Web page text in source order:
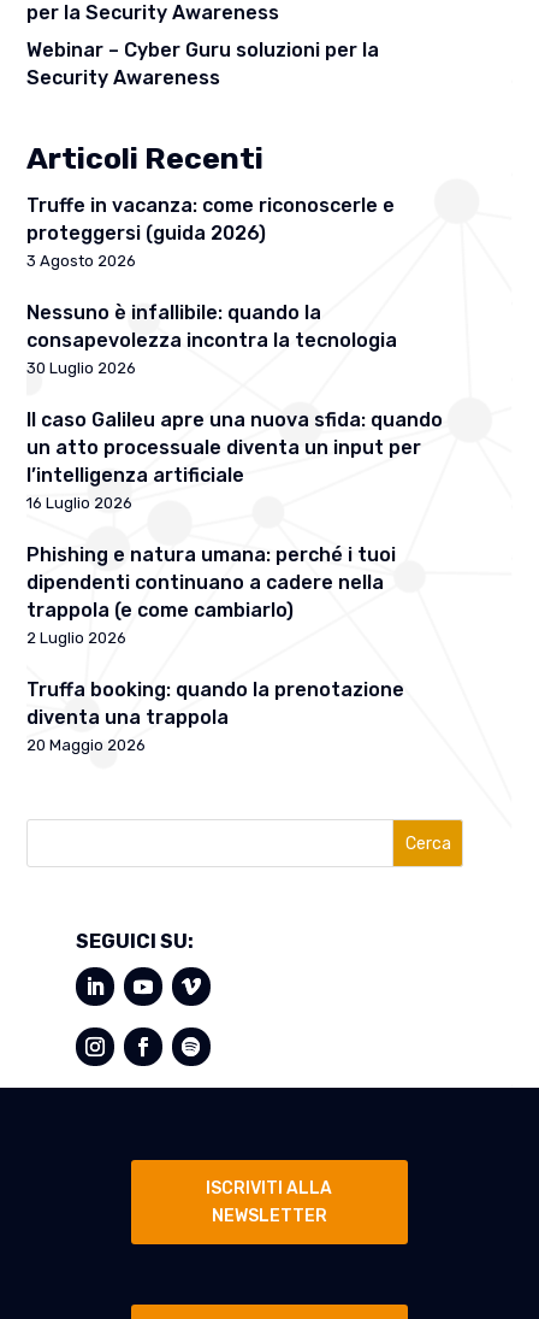
per la Security Awareness
Webinar – Cyber Guru soluzioni per la
Security Awareness
Articoli Recenti
Truffe in vacanza: come riconoscerle e
proteggersi (guida 2026)
3 Agosto 2026
Nessuno è infallibile: quando la
consapevolezza incontra la tecnologia
30 Luglio 2026
Il caso Galileu apre una nuova sfida: quando
un atto processuale diventa un input per
l’intelligenza artificiale
16 Luglio 2026
Phishing e natura umana: perché i tuoi
dipendenti continuano a cadere nella
trappola (e come cambiarlo)
2 Luglio 2026
Truffa booking: quando la prenotazione
diventa una trappola
20 Maggio 2026
Cerca
SEGUICI SU:
ISCRIVITI ALLA
NEWSLETTER